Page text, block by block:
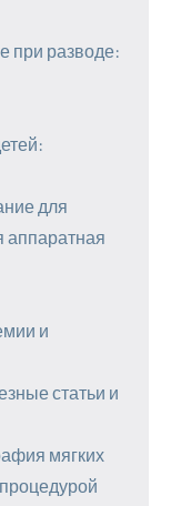
при разводе:
для
аппаратная
и
статьи и
мягких